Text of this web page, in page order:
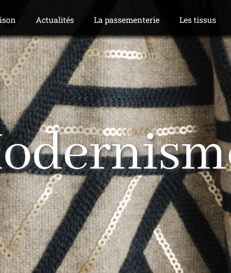
Actualités La passementerie Les tissus